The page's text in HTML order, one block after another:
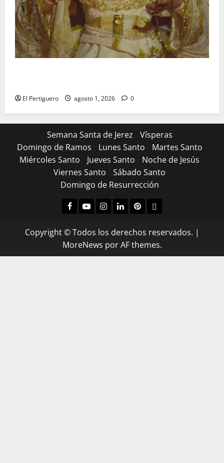
El Pertiguero agosto 1, 2026 0
Semana Santa de Jerez
Vísperas
Domingo de Ramos
Lunes Santo
Martes Santo
Miércoles Santo
Jueves Santo
Noche de Jesús
Viernes Santo
Sábado Santo
Domingo de Resurrección
Facebook
YoutubeInstagram
LinkedPinterestDribbble
Copyright © Todos los derechos reservados. |
MoreNews por AF themes.